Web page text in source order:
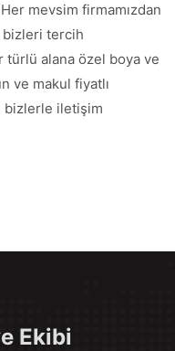
mevsim firmamızdan
bizleri tercih
alana özel boya ve
ve makul fiyatlı
bizlerle iletişim
Ekibi